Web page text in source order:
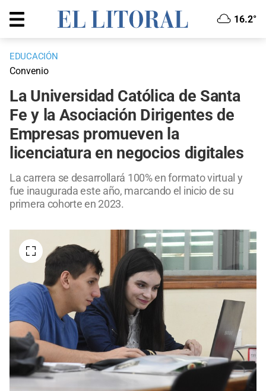
16.2°
EDUCACIÓN
Convenio
La Universidad Católica de Santa
Fe y la Asociación Dirigentes de
Empresas promueven la
licenciatura en negocios digitales
La carrera se desarrollará 100% en formato virtual y
fue inaugurada este año, marcando el inicio de su
primera cohorte en 2023.